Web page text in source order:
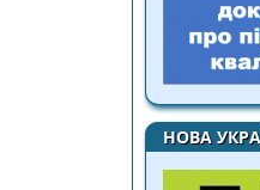
НОВА